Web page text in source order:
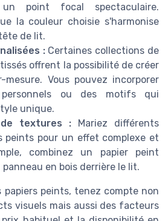
point focal spectaculaire.
la couleur choisie s'harmonise
de lit.
:Certaines collections de
offrent la possibilité de créer
mesure. Vous pouvez incorporer
ou des motifs qui
unique.
de textures : Mariez différents
peints pour un effet complexe et
combinez un papier peint
en bois derrière le lit.
papiers peints, tenez compte non
visuels mais aussi des facteurs